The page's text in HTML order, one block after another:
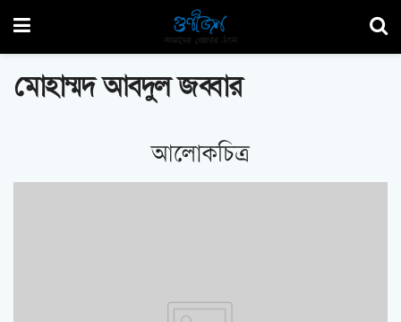
মোহাম্মদ আবদুল জব্বার
আলোকচিত্র